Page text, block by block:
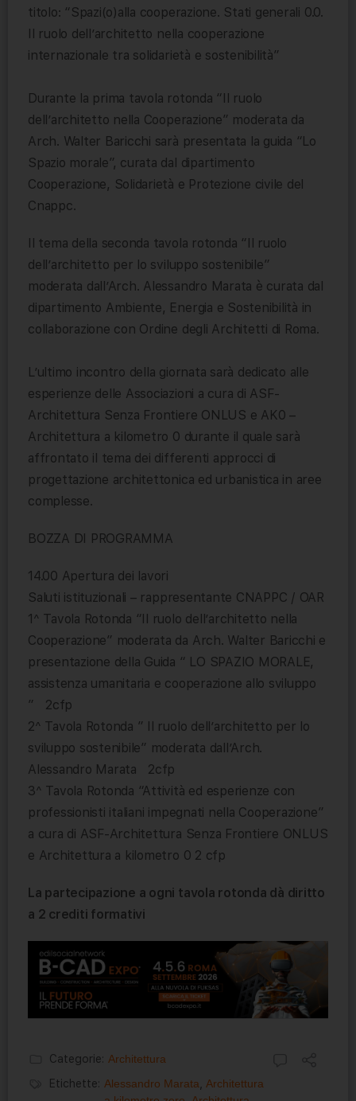
titolo: “Spazi(o)alla cooperazione. Stati generali 0.0.
Il ruolo dell’architetto nella cooperazione
internazionale tra solidarietà e sostenibilità”
Durante la prima tavola rotonda “Il ruolo
dell’architetto nella Cooperazione” moderata da
Arch. Walter Baricchi sarà presentata la guida “Lo
Spazio morale”, curata dal dipartimento
Cooperazione, Solidarietà e Protezione civile del
Cnappc.
Il tema della seconda tavola rotonda “Il ruolo
dell’architetto per lo sviluppo sostenibile”
moderata dall’Arch. Alessandro Marata è curata dal
dipartimento Ambiente, Energia e Sostenibilità in
collaborazione con Ordine degli Architetti di Roma.
L’ultimo incontro della giornata sarà dedicato alle
esperienze delle Associazioni a cura di ASF-
Architettura Senza Frontiere ONLUS e AK0 –
Architettura a kilometro 0 durante il quale sarà
affrontato il tema dei differenti approcci di
progettazione architettonica ed urbanistica in aree
complesse.
BOZZA DI PROGRAMMA
14.00 Apertura dei lavori
Saluti istituzionali – rappresentante CNAPPC / OAR
1^ Tavola Rotonda “Il ruolo dell’architetto nella
Cooperazione” moderata da Arch. Walter Baricchi e
presentazione della Guida “ LO SPAZIO MORALE,
assistenza umanitaria e cooperazione allo sviluppo
” 2cfp
2^ Tavola Rotonda ” Il ruolo dell’architetto per lo
sviluppo sostenibile” moderata dall’Arch.
Alessandro Marata 2cfp
3^ Tavola Rotonda “Attività ed esperienze con
professionisti italiani impegnati nella Cooperazione”
a cura di ASF-Architettura Senza Frontiere ONLUS
e Architettura a kilometro 0 2 cfp
La partecipazione a ogni tavola rotonda dà diritto
a 2 crediti formativi
Categorie: Architettura
Etichette: Alessandro Marata, Architettura